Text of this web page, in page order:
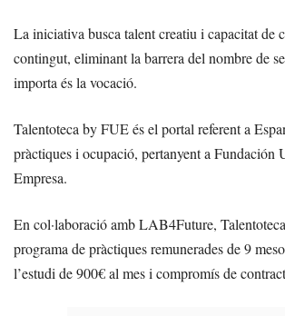
La iniciativa busca talent creatiu i capacitat de
contingut, eliminant la barrera del nombre de
importa és la vocació.
Talentoteca by FUE és el portal referent a
pràctiques i ocupació, pertanyent a Fundación
Empresa.
En col·laboració amb LAB4Future,
programa de pràctiques remunerades de 9
l’estudi de 900€ al mes i compromís de